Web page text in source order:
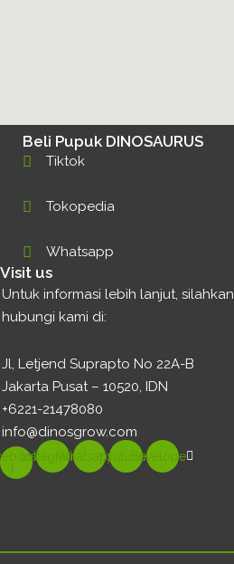
Beli Pupuk DINOSAURUS
Tiktok
Tokopedia
Whatsapp
Visit us
Untuk informasi lebih lanjut, silahkan
hubungi kami di:
Jl, Letjend Suprapto No 22A-B
Jakarta Pusat – 10520, IDN
+6221-21478080
info@dinosgrow.com
InstagramWhatsappYoutubeEnvelope